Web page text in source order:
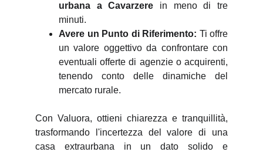
urbana a Cavarzere in meno di tre
minuti.
Avere un Punto di Riferimento: Ti offre
un valore oggettivo da confrontare con
eventuali offerte di agenzie o acquirenti,
tenendo conto delle dinamiche del
mercato rurale.
Con Valuora, ottieni chiarezza e tranquillità,
trasformando l'incertezza del valore di una
casa extraurbana in un dato solido e